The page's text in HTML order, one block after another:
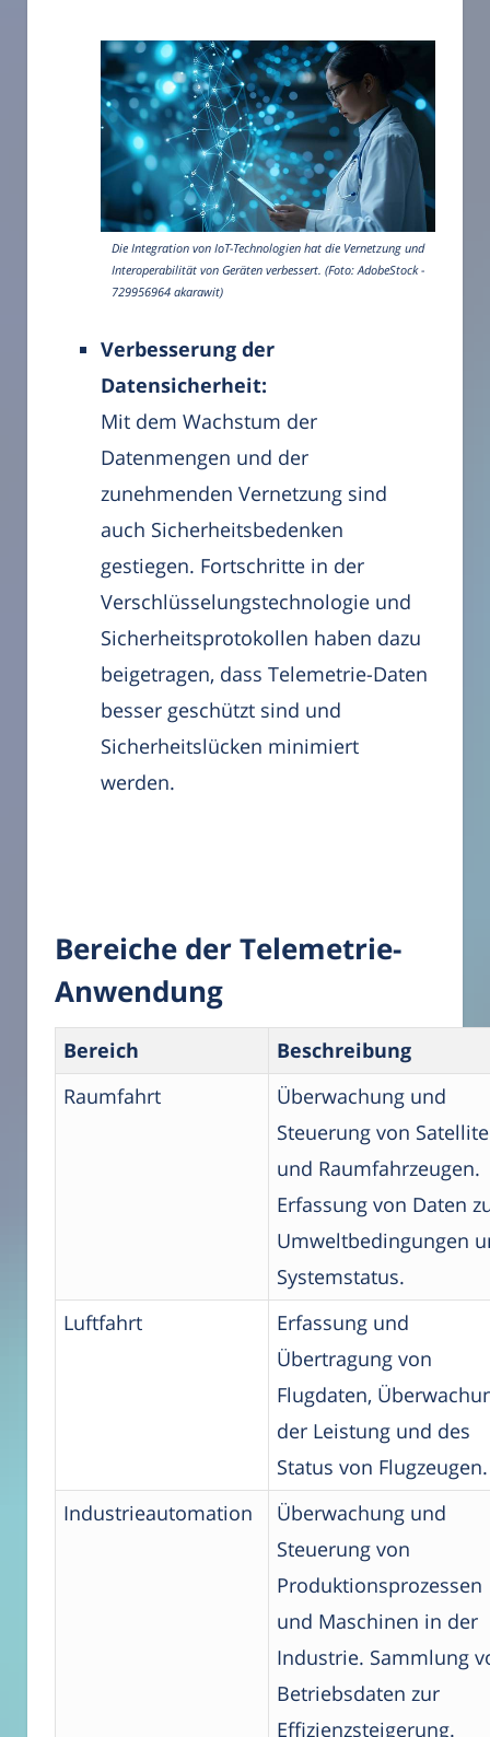
Die Integration von IoT-Technologien hat die Vernetzung und
Interoperabilität von Geräten verbessert. (Foto: AdobeStock -
729956964 akarawit)
Verbesserung der
Datensicherheit:
Mit dem Wachstum der
Datenmengen und der
zunehmenden Vernetzung sind
auch Sicherheitsbedenken
gestiegen. Fortschritte in der
Verschlüsselungstechnologie und
Sicherheitsprotokollen haben dazu
beigetragen, dass Telemetrie-Daten
besser geschützt sind und
Sicherheitslücken minimiert
werden.
Bereiche der Telemetrie-
Anwendung
Bereich
Beschreibung
Raumfahrt
Überwachung und
Steuerung von
und Raumfahrzeugen.
Erfassung von Daten
Umweltbedingungen
Systemstatus.
Luftfahrt
Erfassung und
Übertragung von
Flugdaten,
der Leistung und des
Status von Flugzeugen.
Industrieautomation
Überwachung und
Steuerung von
Produktionsprozessen
und Maschinen in der
Industrie. Sammlung
Betriebsdaten zur
Effizienzsteigerung.